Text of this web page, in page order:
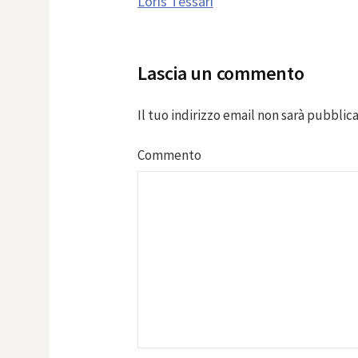
Lascia un commento
Il tuo indirizzo email non sarà
Commento